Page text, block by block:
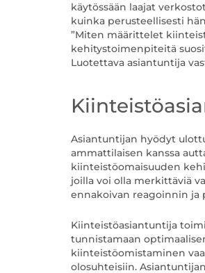
käytössään laajat
kuinka perusteellisesti
”Miten määrittelet
kehitystoimenpiteitä
Luotettava asiantuntija
Asiantuntijan hyödyt
ammattilaisen kanssa
kiinteistöomaisuuden
joilla voi olla merkittäviä
ennakoivan reagoinnin
Kiinteistöasiantuntija
tunnistamaan
kiinteistöomistaminen
olosuhteisiin.